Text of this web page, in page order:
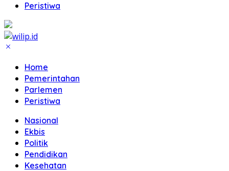
Peristiwa
Home
Pemerintahan
Parlemen
Peristiwa
Nasional
Ekbis
Politik
Pendidikan
Kesehatan